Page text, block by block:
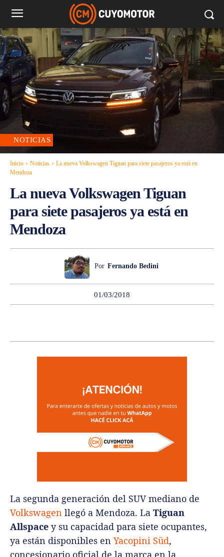
NOTICIAS
Inicio Noticias
La nueva Volkswagen Tiguan para siete pasajeros ya está en
Mendoza
La nueva Volkswagen Tiguan
para siete pasajeros ya está en
Mendoza
Por Fernando Bedini
01/03/2018
La segunda generación del SUV mediano de
Volkswagen llegó a Mendoza. La Tiguan
Allspace y su capacidad para siete ocupantes,
ya están disponibles en Yacopini Süd,
concesionario oficial de la marca en la